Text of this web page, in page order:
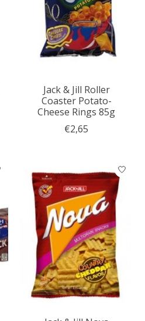
Jack & Jill Roller
Coaster Potato-
Cheese Rings 85g
€2,65